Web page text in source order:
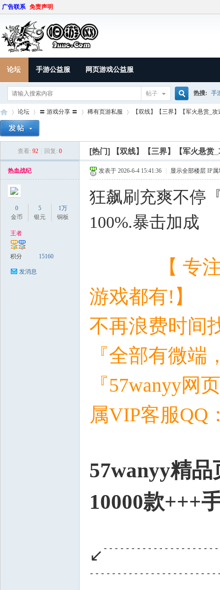
广告联系 免责声明
论坛 手游公益服 网页游戏公益服
帖子
搜
热搜: 手
论坛
›
〓 游戏分享 〓 稀有页游私服
›
【双线】【三界】【军火悬赏_
查看: 92 回复: 0 [热门] 【双线】【三界】【军火悬赏
热血战纪
0
金币
5
银元
1万
铜板
王者
积分 15160
发消息
发表于 2026-6-4 15:41:36 显示全部楼层 IP属
狂飙刷充爽不停
100%.暴击加成
【 专注精
游戏都有!】
不再浪费时间
『全部有微
『57wanyy
属VIP客服QQ
57wanyy精品
10000款+++